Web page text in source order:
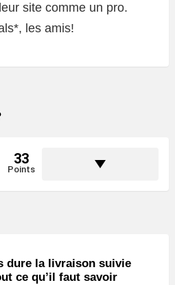
site comme un pro.
les amis!
33
Points
dure la livraison suivie
ce qu’il faut savoir